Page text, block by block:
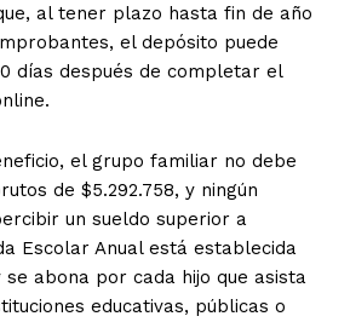
al tener plazo hasta fin de año
el depósito puede
días después de completar el
el grupo familiar no debe
de $5.292.758, y ningún
un sueldo superior a
Escolar Anual está establecida
se abona por cada hijo que asista
educativas, públicas o